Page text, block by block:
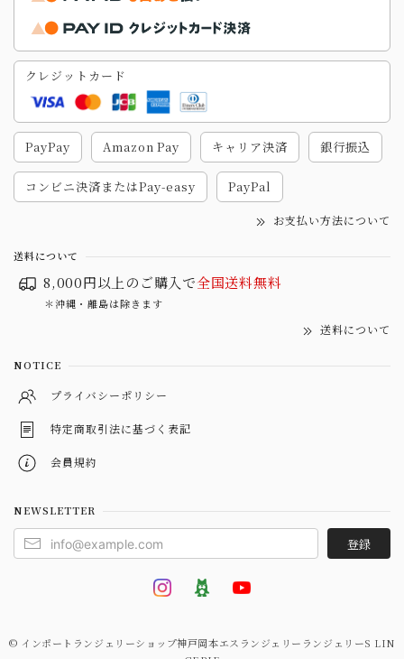
クレジットカード
PayPay Amazon Pay キャリア決済 銀行振込
コンビニ決済またはPay-easy PayPal
お支払い方法について
送料について
8,000円以上のご購入で全国送料無料
＊沖縄・離島は除きます
送料について
NOTICE
プライバシーポリシー
特定商取引法に基づく表記
会員規約
NEWSLETTER
登録
© インポートランジェリーショップ神戸岡本エスランジェリーランジェリーS LIN